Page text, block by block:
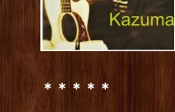
＊＊＊＊＊